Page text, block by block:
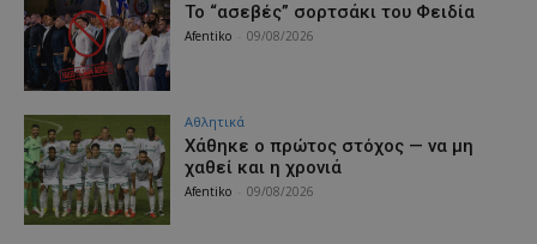
Το “ασεβές” σορτσάκι του Φειδία
Afentiko 09/08/2026
Αθλητικά
Χάθηκε ο πρώτος στόχος — να μη
χαθεί και η χρονιά
Afentiko 09/08/2026